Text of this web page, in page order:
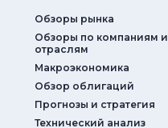
Обзоры рынка
Обзоры по компаниям и
отраслям
Макроэкономика
Обзор облигаций
Прогнозы и стратегия
Технический анализ